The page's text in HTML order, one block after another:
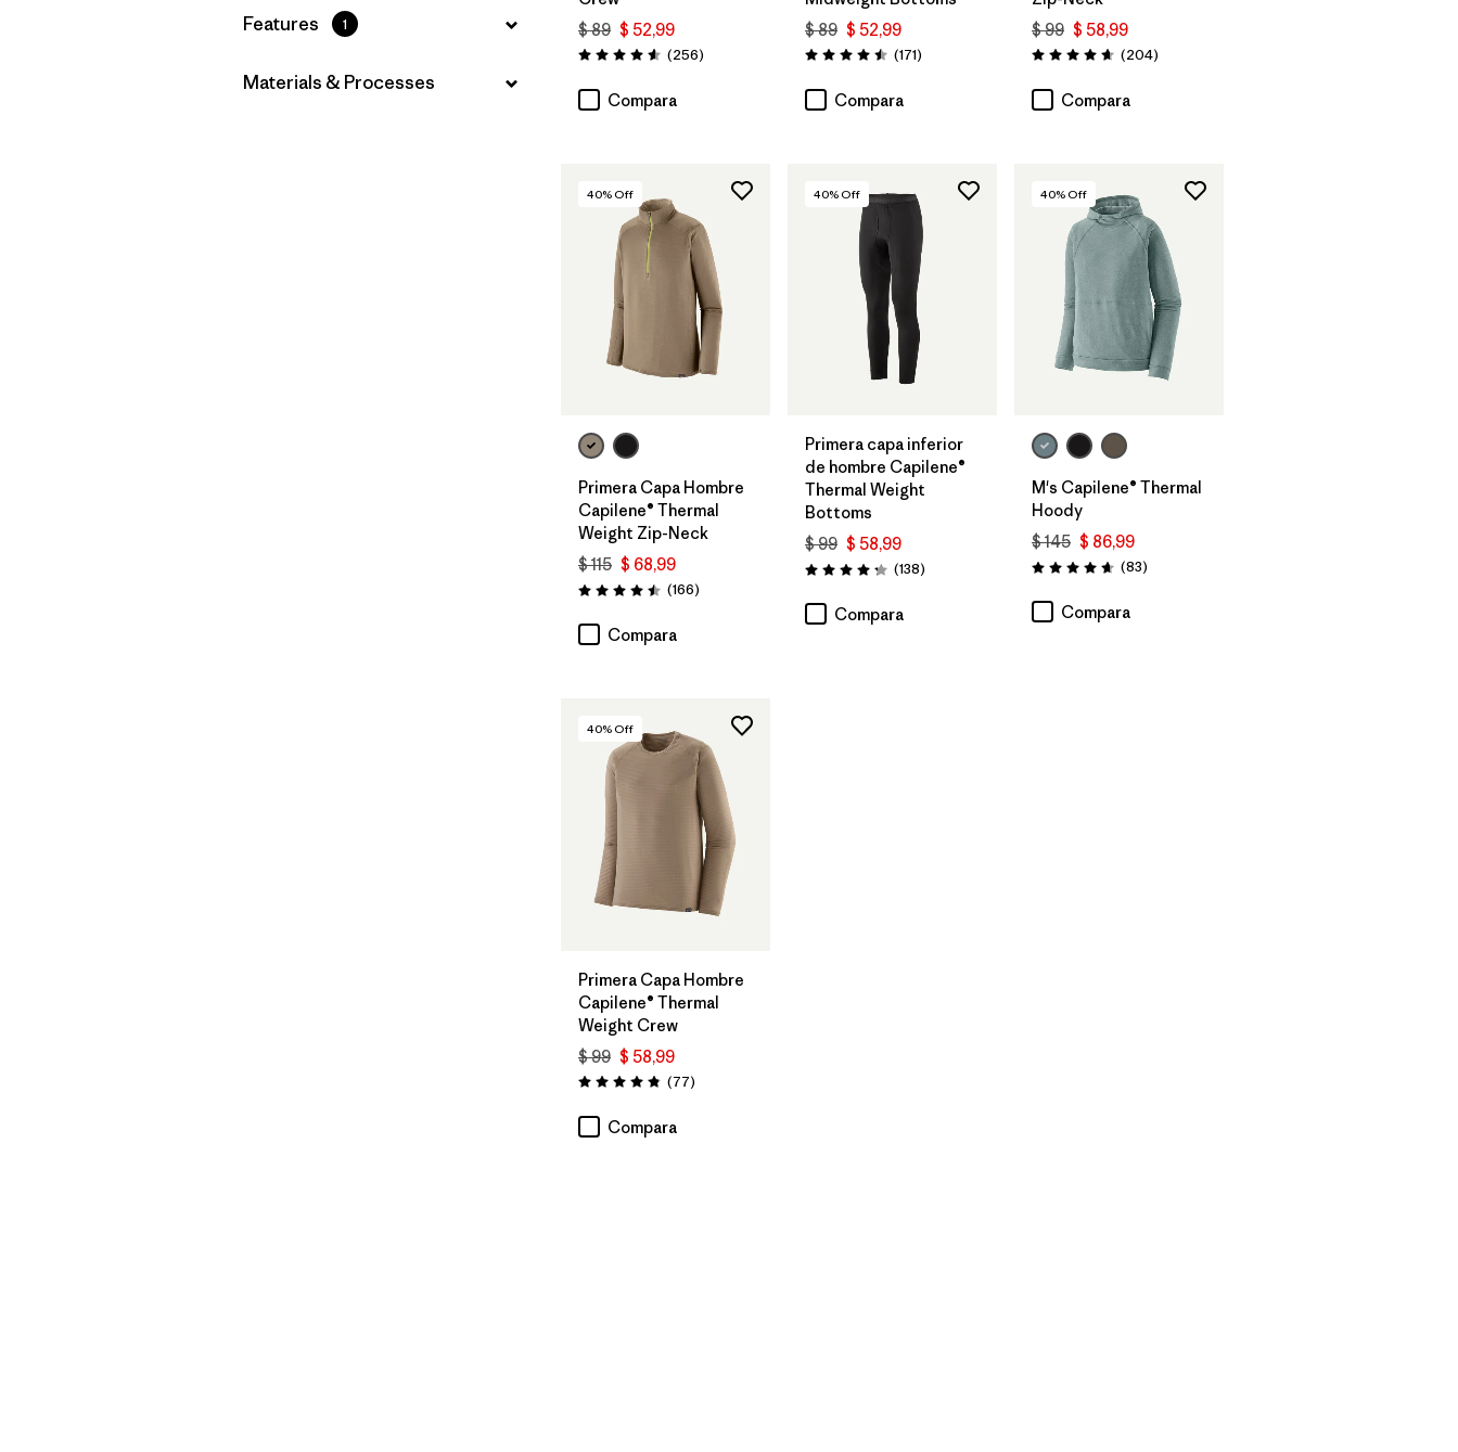
Filtrar por
Features 1
Filtrar por
Materials & Processes
$ 89 $ 52,99
Valoración: 4.6 / 5
(256Comentarios
)
Compara
$ 89 $ 52,99
Valoración: 4.5 / 5
(171Comentarios
)
Compara
$ 99 $ 58,99
Valoración: 4.6 / 5
(204Comentarios
)
Compara
40% Off
Primera Capa Hombre
Capilene® Thermal
Weight Zip-Neck
$ 115 $ 68,99
Valoración: 4.5 / 5
(166Comentarios
)
Compara
40% Off
Primera capa inferior
de hombre Capilene®
Thermal Weight
Bottoms
$ 99 $ 58,99
Valoración: 4.3 / 5
(138Comentarios
)
Compara
40% Off
M's Capilene® Thermal
Hoody
$ 145 $ 86,99
Valoración: 4.7 / 5
(83Comentarios
)
Compara
40% Off
Primera Capa Hombre
Capilene® Thermal
Weight Crew
$ 99 $ 58,99
Valoración: 4.8 / 5
(77Comentarios
)
Compara